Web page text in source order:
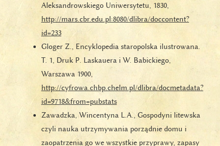
Aleksandrowskiego Uniwersytetu, 1830,
http://mars.cbr.edu.pl:8080/dlibra/doccontent?
id=233
Gloger Z., Encyklopedia staropolska ilustrowana.
T. 1, Druk P. Laskauera i W. Babickiego,
Warszawa 1900,
http://cyfrowa.chbp.chelm.pl/dlibra/docmetadata?
id=9718&from=pubstats
Zawadzka, Wincentyna L.A., Gospodyni litewska
czyli nauka utrzymywania porządnie domu i
zaopatrzenia go we wszystkie przyprawy, zapasy